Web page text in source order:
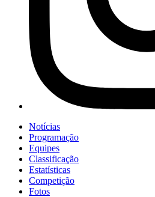
Notícias
Programação
Equipes
Classificação
Estatísticas
Competição
Fotos